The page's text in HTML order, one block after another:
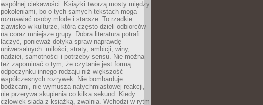
wspólnej ciekawości. Książki tworzą mosty między
pokoleniami, bo o tych samych tekstach mogą
rozmawiać osoby młode i starsze. To rzadkie
zjawisko w kulturze, która często dzieli odbiorców
na coraz mniejsze grupy. Dobra literatura potrafi
łączyć, ponieważ dotyka spraw naprawdę
uniwersalnych: miłości, straty, ambicji, winy,
nadziei, samotności i potrzeby sensu. Nie można
też zapominać o tym, że czytanie jest formą
odpoczynku innego rodzaju niż większość
współczesnych rozrywek. Nie bombarduje
bodźcami, nie wymusza natychmiastowej reakcji,
nie przerywa skupienia co kilka sekund. Kiedy
człowiek siada z książką, zwalnia. Wchodzi w rytm